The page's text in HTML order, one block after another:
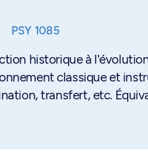
PSY 1085
historique à
classique et
transfert, etc.